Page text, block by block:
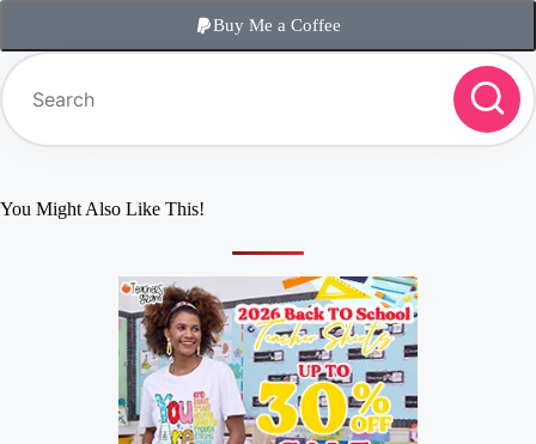
Buy Me a Coffee
You Might Also Like This!